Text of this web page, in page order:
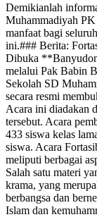
Demikianlah
Muhammadiyah PK
manfaat bagi
ini.### Berita:
Dibuka
melalui Pak Babin
Sekolah SD
secara resmi
Acara ini diadakan
tersebut. Acara
433 siswa kelas
siswa. Acara
meliputi berbagai
Salah satu materi
krama, yang
berbangsa dan
Islam dan